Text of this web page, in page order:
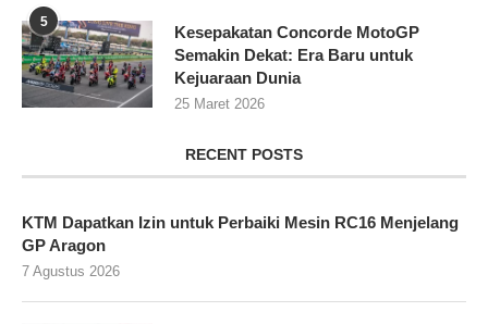
5
Kesepakatan Concorde MotoGP
Semakin Dekat: Era Baru untuk
Kejuaraan Dunia
25 Maret 2026
RECENT POSTS
KTM Dapatkan Izin untuk Perbaiki Mesin RC16 Menjelang
GP Aragon
7 Agustus 2026